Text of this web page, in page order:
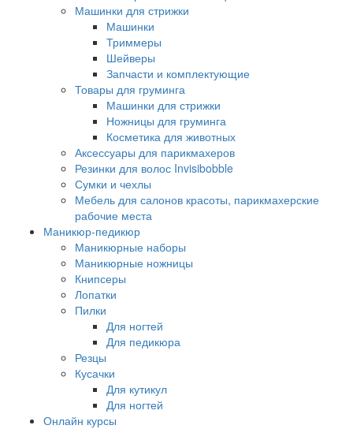
Машинки для стрижки
Машинки
Триммеры
Шейверы
Запчасти и комплектующие
Товары для груминга
Машинки для стрижки
Ножницы для груминга
Косметика для животных
Аксессуары для парикмахеров
Резинки для волос Invisibobble
Сумки и чехлы
Мебель для салонов красоты, парикмахерские
рабочие места
Маникюр-педикюр
Маникюрные наборы
Маникюрные ножницы
Книпсеры
Лопатки
Пилки
Для ногтей
Для педикюра
Резцы
Кусачки
Для кутикул
Для ногтей
Онлайн курсы